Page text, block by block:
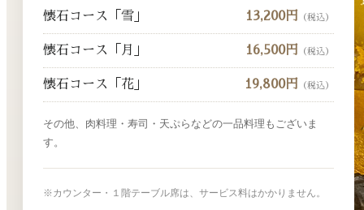
懐石コース「雪」 13,200円 （税込）
懐石コース「月」 16,500円 （税込）
懐石コース「花」 19,800円 （税込）
その他、肉料理・寿司・天ぷらなどの一品料理もございま
す。
※カウンター・１階テーブル席は、サービス料はかかりません。